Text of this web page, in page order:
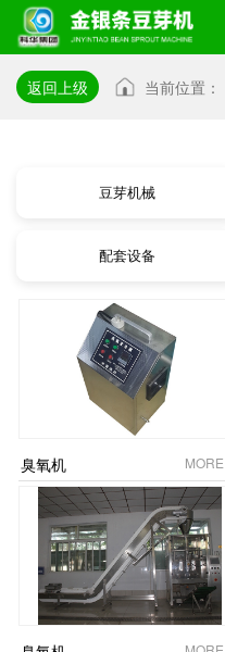
返回上级 当前位置：
豆芽机械
配套设备
臭氧机 MORE